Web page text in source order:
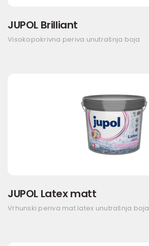
JUPOL Brilliant
Visokopokrivna periva unutrašnja boja
JUPOL Latex matt
Vrhunski periva mat latex unutrašnja boja